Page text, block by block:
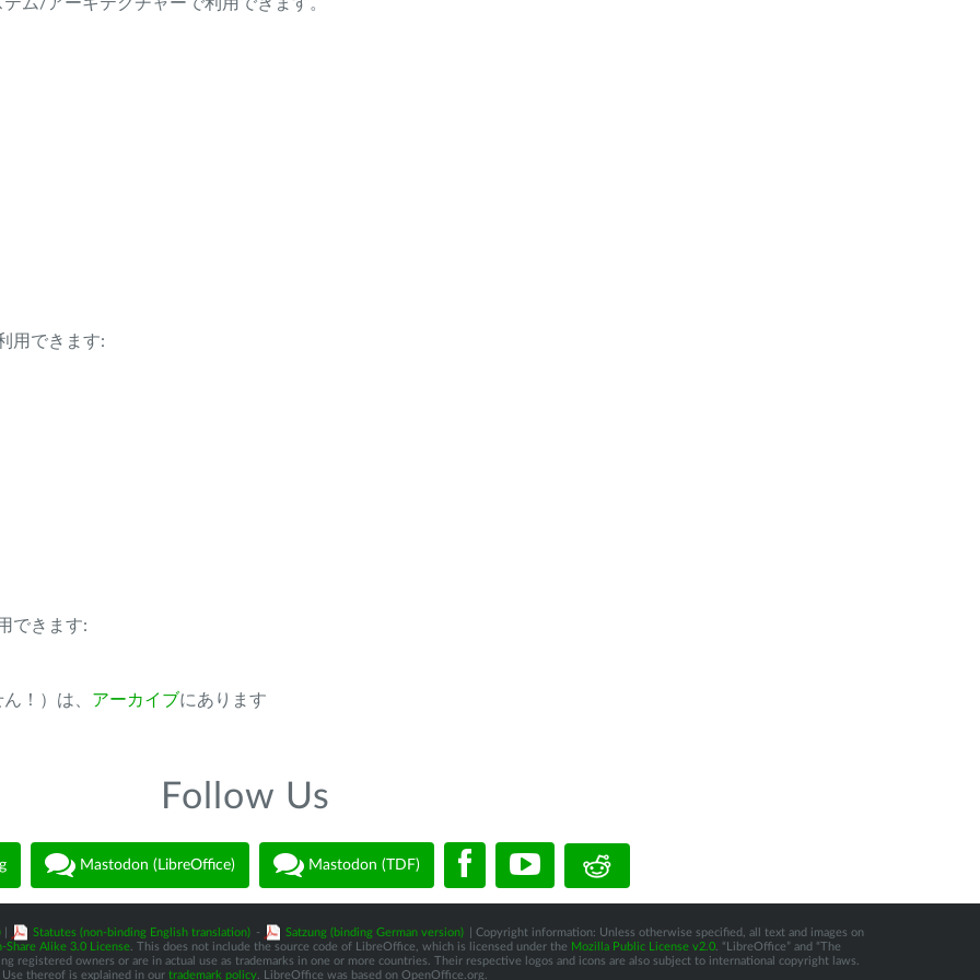
用できます:
できます:
！）は、 アーカイブにあります
Follow Us
Mastodon (LibreOffice) Mastodon (TDF)
Statutes (non-binding English translation) - Satzung (binding German version)
| Copyright information: Unless otherwise specified, all text and images on
Alike 3.0 License. This does not include the source code of LibreOffice, which is licensed under the Mozilla Public License v2.0. “LibreOffice” and “The
registered owners or are in actual use as trademarks in one or more countries. Their respective logos and icons are also subject to international copyright laws.
Use thereof is explained in our trademark policy . LibreOffice was based on OpenOffice.org.